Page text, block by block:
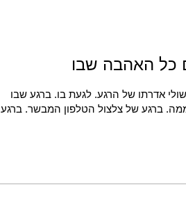
כל האהבה שבו
אדרתו של הרגע. לגעת בו. ברגע שבו
ברגע של צלצול הטלפון המבשר. ברגע